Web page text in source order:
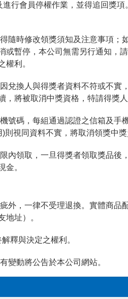
行會員停權作業，並得追回獎
隨時修改領獎須知及注意事項；
暫停，本公司無需另行通知，
權利。
兌換人與得獎者資料不符或不實
，將被取消中獎資格，特請得獎
號碼，每組通過認證之信箱及手
視同資料不實，將取消領獎中
內領取，一旦得獎者領取獎品後
金。
外，一律不受理退換。實體商品
地址）。
釋與決定之權利。
變動將公告於本公司網站。